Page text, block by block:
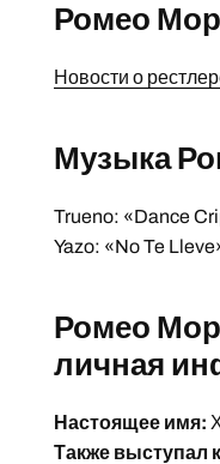
Ромео
Новости о
Музыка
Trueno: «Dance
Yazo: «No Te
Ромео
личная
Настоящее имя:
Также выступал